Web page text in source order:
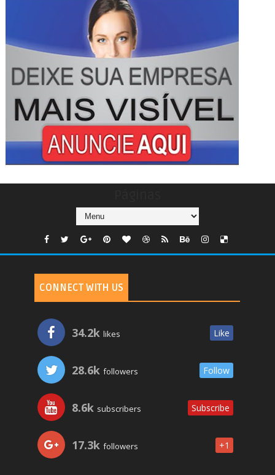
CONNECT WITH US
34.2k likes Like
28.6k followers Follow
8.6k subscribers Subscribe
17.3k followers +1